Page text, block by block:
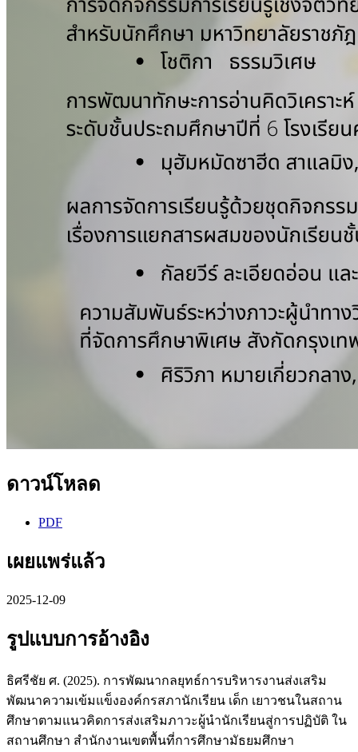
ดาวน์โหลด
PDF
เผยแพร่แล้ว
2025-12-09
รูปแบบการอ้างอิง
ธิศรีชัย ศ. (2025). การพัฒนากลยุทธ์การบริหารงานส่งเสริม
พัฒนาความเข้มแข็งองค์กรสภานักเรียน เด็ก เยาวชนในสถาน
ศึกษาตามแนวคิดการส่งเสริมภาวะผู้นำนักเรียนสู่การปฏิบัติ ใน
สถานศึกษา สำนักงานเขตพื้นที่การศึกษามัธยมศึกษา